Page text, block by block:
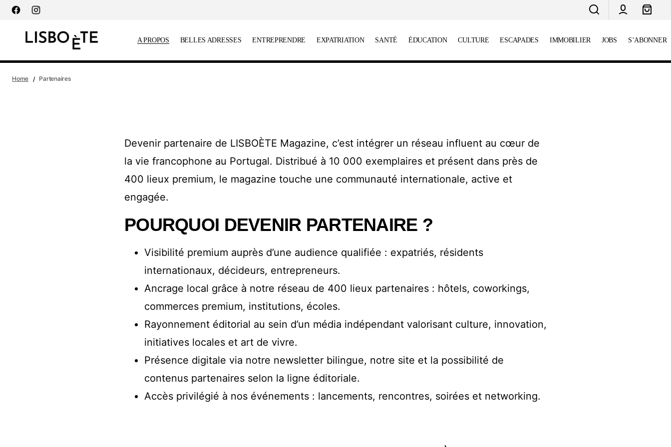
principal
A PROPOS BELLES ADRESSES ENTREPRENDRE EXPATRIATION SANTÉ ÉDUCATION CULTURE ESCAPADES IMMOBILIER JOBS S’ABONNER
Home Partenaires
Devenir partenaire de LISBOÈTE Magazine, c’est intégrer un réseau influent au cœur de
la vie francophone au Portugal. Distribué à 10 000 exemplaires et présent dans près de
400 lieux premium, le magazine touche une communauté internationale, active et
engagée.
POURQUOI DEVENIR PARTENAIRE ?
Visibilité premium auprès d’une audience qualifiée : expatriés, résidents
internationaux, décideurs, entrepreneurs.
Ancrage local grâce à notre réseau de 400 lieux partenaires : hôtels, coworkings,
commerces premium, institutions, écoles.
Rayonnement éditorial au sein d’un média indépendant valorisant culture, innovation,
initiatives locales et art de vivre.
Présence digitale via notre newsletter bilingue, notre site et la possibilité de
contenus partenaires selon la ligne éditoriale.
Accès privilégié à nos événements : lancements, rencontres, soirées et networking.